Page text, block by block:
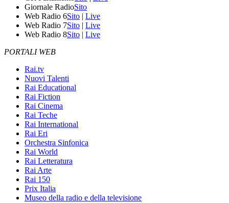
Giornale RadioSito
Web Radio 6Sito | Live
Web Radio 7Sito | Live
Web Radio 8Sito | Live
PORTALI WEB
Rai.tv
Nuovi Talenti
Rai Educational
Rai Fiction
Rai Cinema
Rai Teche
Rai International
Rai Eri
Orchestra Sinfonica
Rai World
Rai Letteratura
Rai Arte
Rai 150
Prix Italia
Museo della radio e della televisione